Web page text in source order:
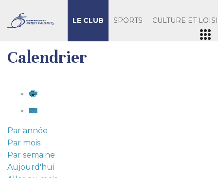
LE CLUB SPORTS CULTURE ET
Calendrier
Par année
Par mois
Par semaine
Aujourd'hui